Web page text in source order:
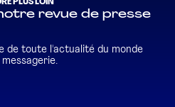
PLUS LOIN
revue de presse
de toute l'actualité du monde